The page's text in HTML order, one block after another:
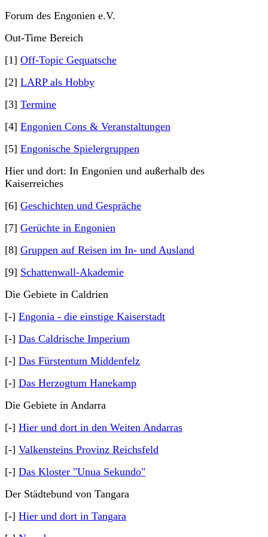
Forum des Engonien e.V.
Out-Time Bereich
[1] Off-Topic Gequatsche
[2] LARP als Hobby
[3] Termine
[4] Engonien Cons & Veranstaltungen
[5] Engonische Spielergruppen
Hier und dort: In Engonien und außerhalb des
Kaiserreiches
[6] Geschichten und Gespräche
[7] Gerüchte in Engonien
[8] Gruppen auf Reisen im In- und Ausland
[9] Schattenwall-Akademie
Die Gebiete in Caldrien
[-] Engonia - die einstige Kaiserstadt
[-] Das Caldrische Imperium
[-] Das Fürstentum Middenfelz
[-] Das Herzogtum Hanekamp
Die Gebiete in Andarra
[-] Hier und dort in den Weiten Andarras
[-] Valkensteins Provinz Reichsfeld
[-] Das Kloster "Unua Sekundo"
Der Städtebund von Tangara
[-] Hier und dort in Tangara